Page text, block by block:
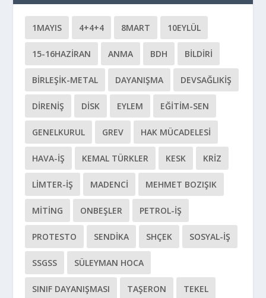
1MAYIS 4+4+4 8MART 10EYLÜL
15-16HAZIRAN ANMA BDH BILDIRI
BIRLEŞIK-METAL DAYANIŞMA DEVSAĞLIKİŞ
DIRENIŞ DİSK EYLEM EĞITIM-SEN
GENELKURUL GREV HAK MÜCADELESI
HAVA-İŞ KEMAL TÜRKLER KESK KRIZ
LIMTER-İŞ MADENCI MEHMET BOZIŞIK
MITING ONBEŞLER PETROL-İŞ
PROTESTO SENDIKA SHÇEK SOSYAL-IŞ
SSGSS SÜLEYMAN HOCA
SINIF DAYANIŞMASI TAŞERON TEKEL